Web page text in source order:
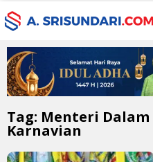
Tag: Menteri
Karnavian